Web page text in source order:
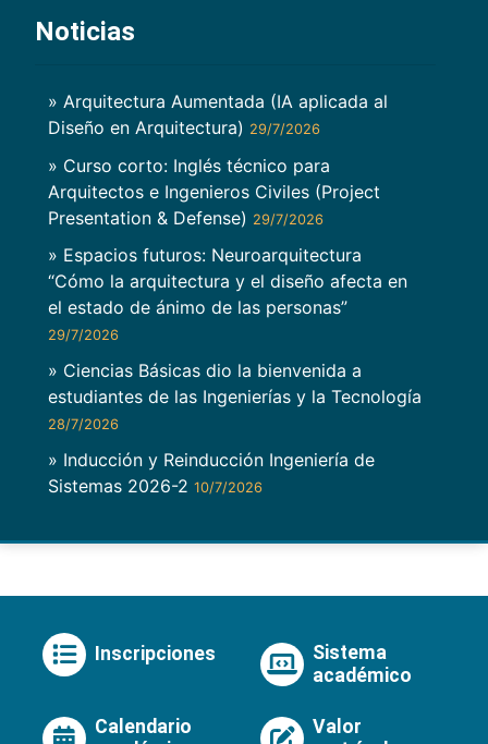
Noticias
» Arquitectura Aumentada (IA aplicada al
Diseño en Arquitectura) 29/7/2026
» Curso corto: Inglés técnico para
Arquitectos e Ingenieros Civiles (Project
Presentation & Defense) 29/7/2026
» Espacios futuros: Neuroarquitectura
“Cómo la arquitectura y el diseño afecta en
el estado de ánimo de las personas”
29/7/2026
» Ciencias Básicas dio la bienvenida a
estudiantes de las Ingenierías y la Tecnología
28/7/2026
» Inducción y Reinducción Ingeniería de
Sistemas 2026-2 10/7/2026
Inscripciones
Sistema
académico
Calendario
Valor